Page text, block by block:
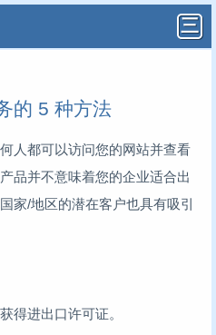
的 5 种方法
人都可以访问您的网站并查看
品并不意味着您的企业适合出
家/地区的潜在客户也具有吸引
得进出口许可证。